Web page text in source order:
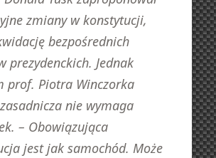
zmiany w konstytucji,
bezpośrednich
prezydenckich. Jednak
prof. Piotra Winczorka
nie wymaga
– Obowiązująca
jest jak samochód. Może